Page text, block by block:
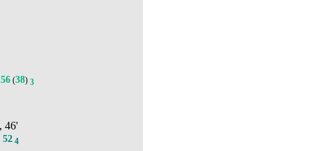
(38) 3
, 46'
52 4